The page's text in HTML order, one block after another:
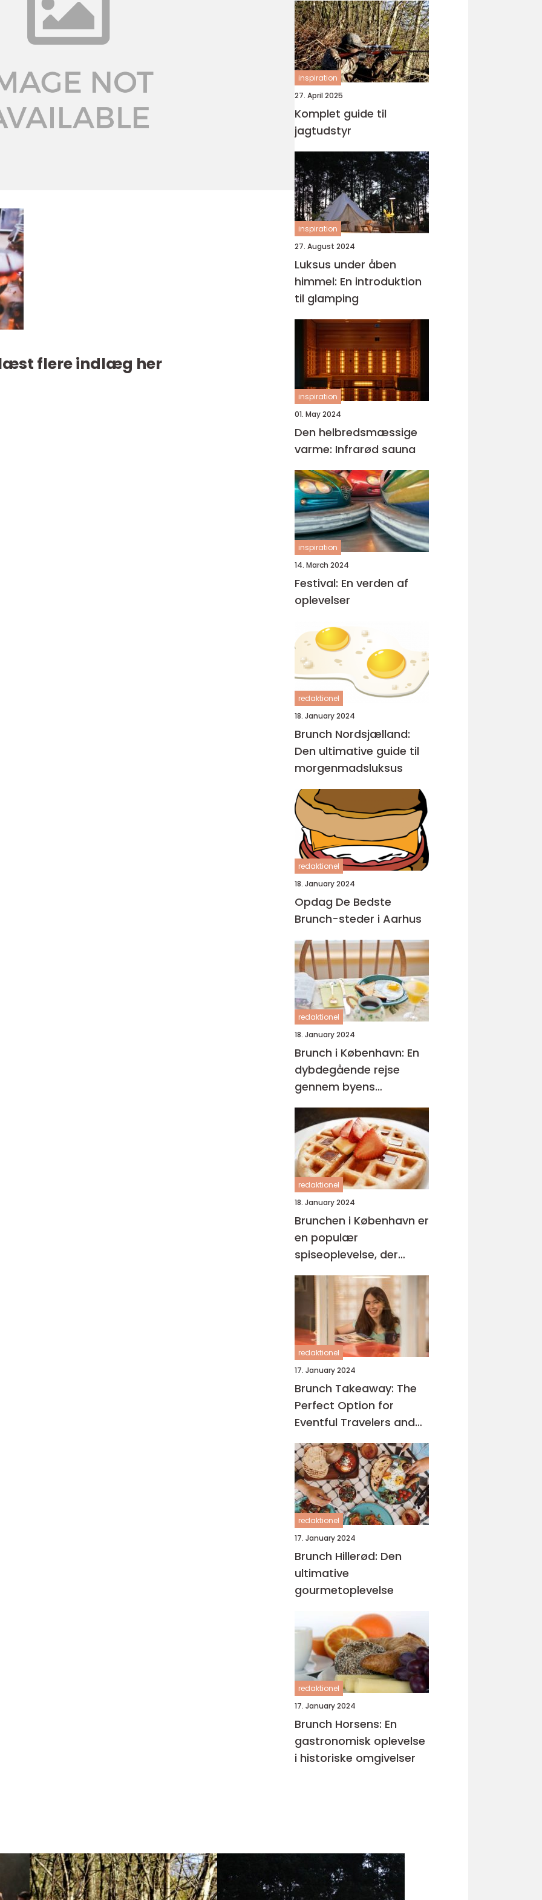
flere indlæg her
inspiration
27. April 2025
Komplet guide til
jagtudstyr
inspiration
27. August 2024
Luksus under åben
himmel: En introduktion
til glamping
inspiration
01. May 2024
Den helbredsmæssige
varme: Infrarød sauna
inspiration
14. March 2024
Festival: En verden af
oplevelser
redaktionel
18. January 2024
Brunch Nordsjælland:
Den ultimative guide til
morgenmadsluksus
redaktionel
18. January 2024
Opdag De Bedste
Brunch-steder i Aarhus
redaktionel
18. January 2024
Brunch i København: En
dybdegående rejse
gennem byens
brunchkultur
redaktionel
18. January 2024
Brunchen i København er
en populær
spiseoplevelse, der
appellerer til både lokale
og turister
redaktionel
17. January 2024
Brunch Takeaway: The
Perfect Option for
Eventful Travelers and
Backpackers
redaktionel
17. January 2024
Brunch Hillerød: Den
ultimative
gourmetoplevelse
redaktionel
17. January 2024
Brunch Horsens: En
gastronomisk oplevelse
i historiske omgivelser